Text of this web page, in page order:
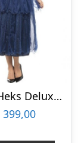
Midnat Heks Deluxe Kostume
399,00